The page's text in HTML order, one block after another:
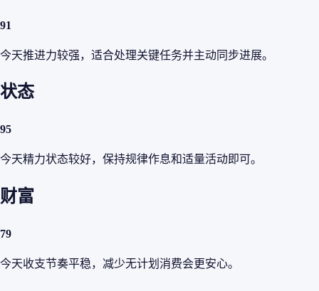
91
今天推进力较强，适合处理关键任务并主动同步进展。
状态
95
今天精力状态较好，保持规律作息和适量活动即可。
财富
79
今天收支节奏平稳，减少无计划消费会更安心。